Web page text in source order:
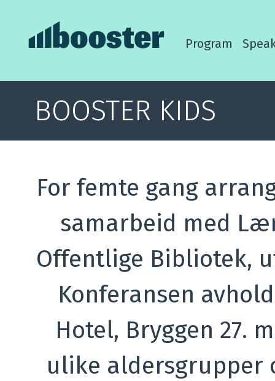
Program
BOOSTER KIDS
For femte gang
samarbeid med
Offentlige Bibliotek,
Konferansen
Hotel, Bryggen 27.
ulike aldersgrupper